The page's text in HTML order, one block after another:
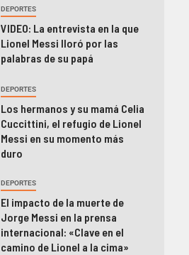
DEPORTES
VIDEO: La entrevista en la que
Lionel Messi lloró por las
palabras de su papá
DEPORTES
Los hermanos y su mamá Celia
Cuccittini, el refugio de Lionel
Messi en su momento más
duro
DEPORTES
El impacto de la muerte de
Jorge Messi en la prensa
internacional: «Clave en el
camino de Lionel a la cima»